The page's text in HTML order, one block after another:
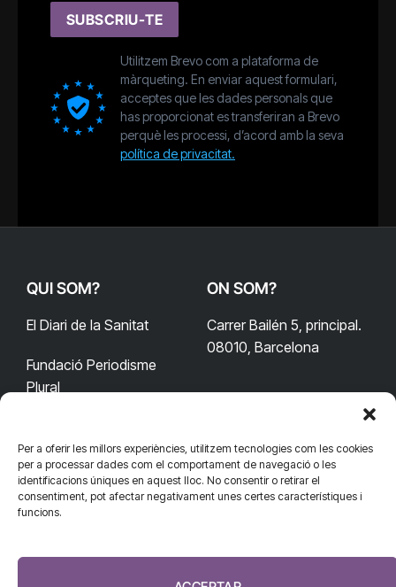
Per a oferir les millors experiències, utilitzem tecnologies com les cookies
per a processar dades com el comportament de navegació o les
identificacions úniques en aquest lloc. No consentir o retirar el
consentiment, pot afectar negativament unes certes característiques i
funcions.
SUBSCRIU-TE
Utilitzem Brevo com a plataforma de
màrqueting. En enviar aquest formulari,
acceptes que les dades personals que
has proporcionat es transferiran a Brevo
perquè les processi, d’acord amb la seva
política de privacitat.
QUI SOM?
El Diari de la Sanitat
Fundació Periodisme
Plural
ON SOM?
Carrer Bailén 5, principal.
08010, Barcelona
CONTACTA'NS
redaccio@diarisanitat.cat
932 311 247
CONNECTA